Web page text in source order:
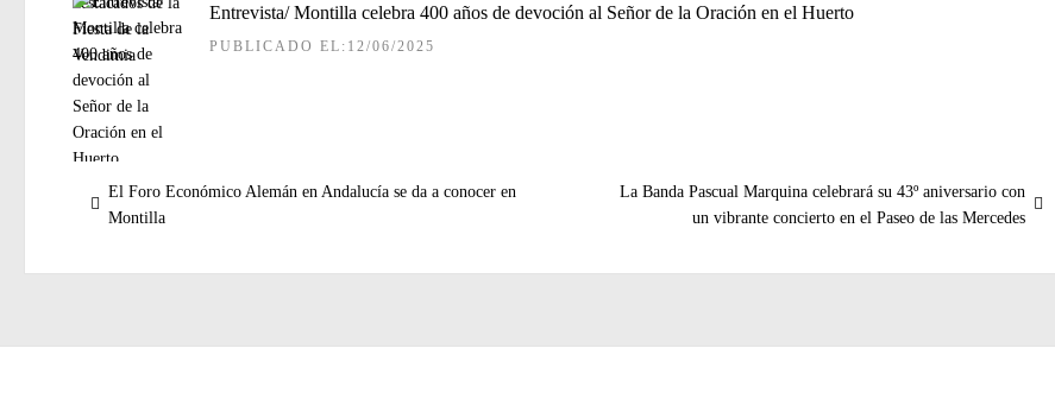
Entrevista/ Montilla celebra 400 años de devoción al Señor de la Oración en el Huerto
PUBLICADO EL:12/06/2025
de
Entrada
anterior:
El Foro Económico Alemán en Andalucía se da a conocer en
Montilla
Entrada
La Banda Pascual Marquina celebrará su 43º aniversario con
un vibrante concierto en el Paseo de las Mercedes